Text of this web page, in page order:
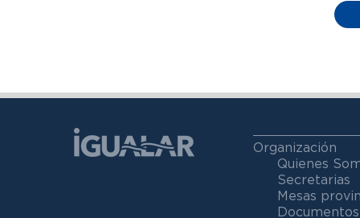
Organización
Quienes
Secretarias
Mesas
Documentos